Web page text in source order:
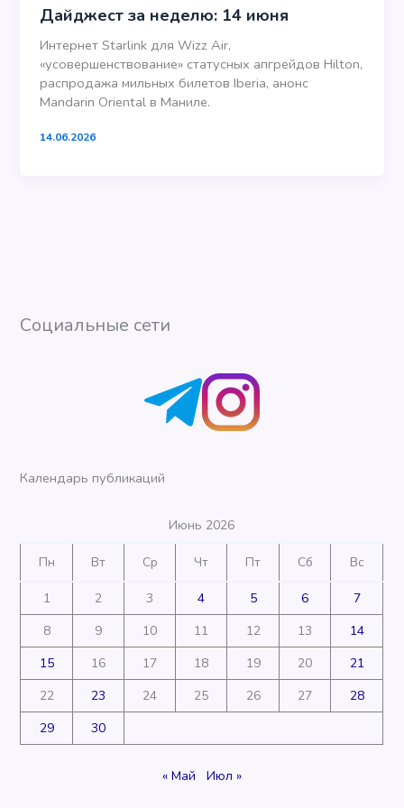
Дайджест за неделю: 14 июня
Интернет Starlink для Wizz Air,
«усовершенствование» статусных апгрейдов Hilton,
распродажа мильных билетов Iberia, анонс
Mandarin Oriental в Маниле.
14.06.2026
Социальные сети
Календарь публикаций
Июнь 2026
Пн Вт Ср Чт Пт Сб Вс
1 2 3 4 5 6
7
8
9 10 11 12 13
14
15
16 17 18 19 20
21
22
23 24 25 26 27
28
29
30
« Май Июл »